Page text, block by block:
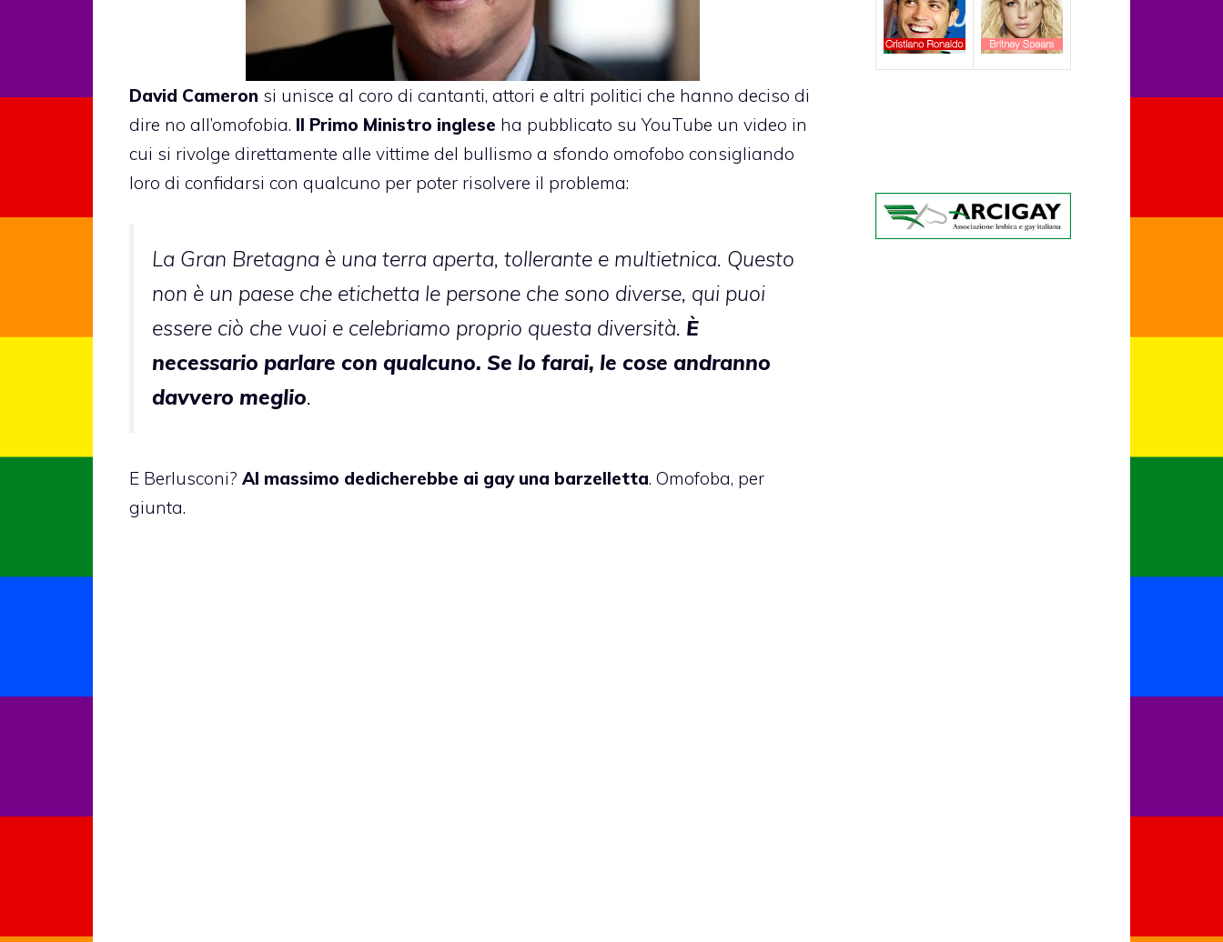
David Cameron si unisce al coro di cantanti, attori e altri politici che hanno deciso di
dire no all’omofobia. Il Primo Ministro inglese ha pubblicato su YouTube un video in
cui si rivolge direttamente alle vittime del bullismo a sfondo omofobo consigliando
loro di confidarsi con qualcuno per poter risolvere il problema:
La Gran Bretagna è una terra aperta, tollerante e multietnica. Questo
non è un paese che etichetta le persone che sono diverse, qui puoi
essere ciò che vuoi e celebriamo proprio questa diversità. È
necessario parlare con qualcuno. Se lo farai, le cose andranno
davvero meglio.
E Berlusconi? Al massimo dedicherebbe ai gay una barzelletta. Omofoba, per
giunta.